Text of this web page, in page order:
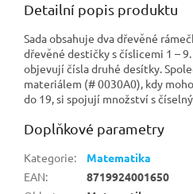
Detailní popis produktu
Sada obsahuje dva dřevěné
dřevěné destičky s číslicemi 1 –
objevují čísla druhé desítky.
materiálem (# 0030A0), kdy
do 19, si spojují množství s
Doplňkové parametry
Kategorie:
Matematika
EAN:
8719924001650